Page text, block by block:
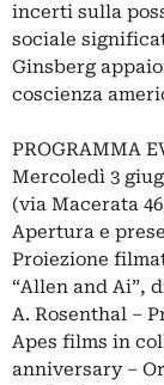
incerti sulla
sociale
Ginsberg
coscienza
PROGRAMMA
Mercoledì 3
(via Macerata
Apertura e
Proiezione
“Allen and Ai”,
A. Rosenthal –
Apes films in
anniversary –